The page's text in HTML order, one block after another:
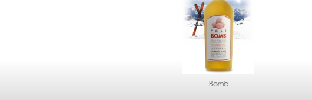
Bomb